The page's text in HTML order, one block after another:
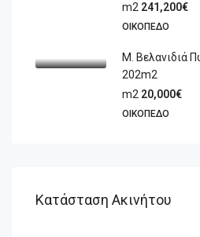
m2 241,200€
ΟΙΚΌΠΕΔΟ
Μ. Βελανιδιά
202m2
m2 20,000€
ΟΙΚΌΠΕΔΟ
Κατάσταση Ακινήτου